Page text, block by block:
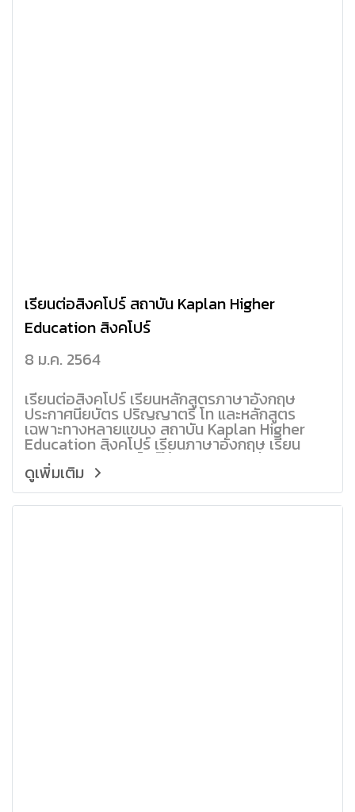
เรียนต่อสิงคโปร์ สถาบัน Kaplan Higher
Education สิงคโปร์
8 ม.ค. 2564
เรียนต่อสิงคโปร์ เรียนหลักสูตรภาษาอังกฤษ
ประกาศนียบัตร ปริญญาตรี โท และหลักสูตร
เฉพาะทางหลายแขนง สถาบัน Kaplan Higher
Education สิงคโปร์ เรียนภาษาอังกฤษ เรียน
ปริญญาตรี ที่สิงคโปร์ใช้เวลาเพียง 2 ปี /
ปริญญาโท 1 ปี
ดูเพิ่มเติม